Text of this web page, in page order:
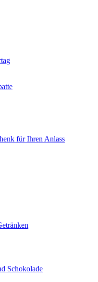
für Ihren Anlass
Schokolade